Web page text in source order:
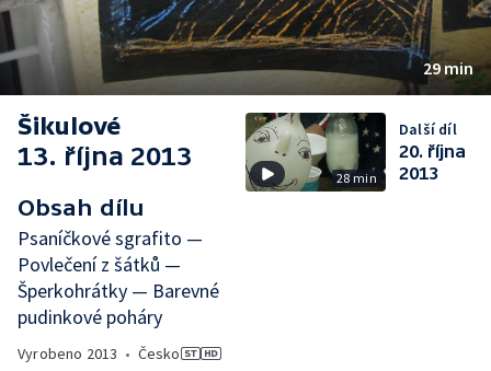
29 min
Šikulové
13. října 2013
Obsah dílu
Psaníčkové sgrafito —
Povlečení z šátků —
Šperkohrátky — Barevné
pudinkové poháry
Vyrobeno 2013 • Česko
28 min
Další díl
20. října
2013